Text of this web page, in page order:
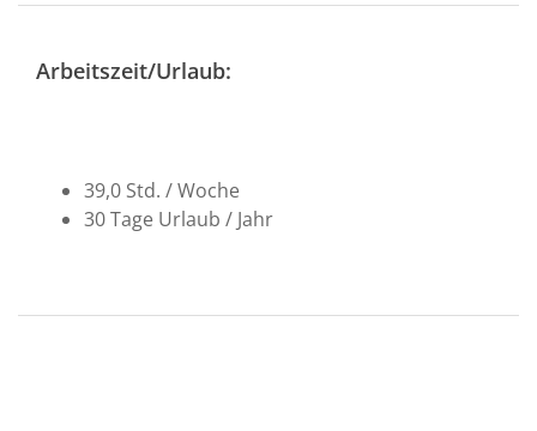
Arbeitszeit/Urlaub:
39,0 Std. / Woche
30 Tage Urlaub / Jahr